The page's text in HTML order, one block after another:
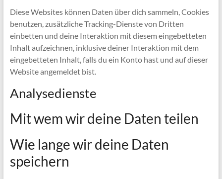
Diese Websites können Daten über dich sammeln, Cookies
benutzen, zusätzliche Tracking-Dienste von Dritten
einbetten und deine Interaktion mit diesem eingebetteten
Inhalt aufzeichnen, inklusive deiner Interaktion mit dem
eingebetteten Inhalt, falls du ein Konto hast und auf dieser
Website angemeldet bist.
Analysedienste
Mit wem wir deine Daten teilen
Wie lange wir deine Daten
speichern